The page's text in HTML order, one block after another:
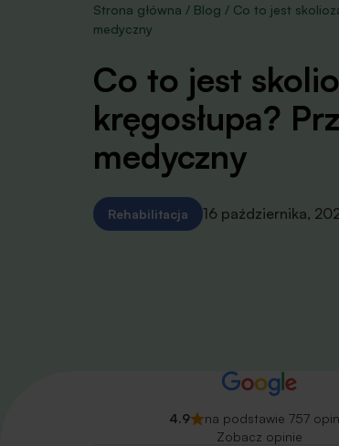
Strona główna / Blog / Co to jest
medyczny
Co to jest
kręgosłupa?
medyczny
Rehabilitacja 16 października,
4.9
na podstawie 757
Zobacz opinie